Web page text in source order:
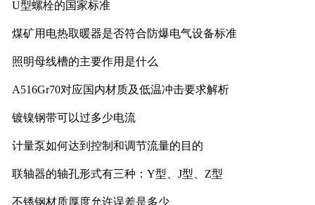
U型螺栓的国家标准
煤矿用电热取暖器是否符合防爆电气设备标准
照明母线槽的主要作用是什么
A516Gr70对应国内材质及低温冲击要求解析
镀镍钢带可以过多少电流
计量泵如何达到控制和调节流量的目的
联轴器的轴孔形式有三种：Y型、J型、Z型
不锈钢材质厚度允许误差是多少